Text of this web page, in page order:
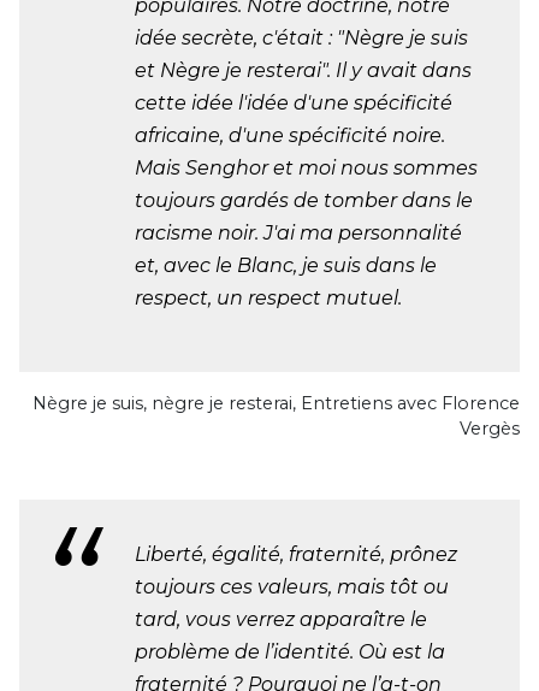
populaires. Notre doctrine, notre
idée secrète, c'était : "Nègre je suis
et Nègre je resterai". Il y avait dans
cette idée l'idée d'une spécificité
africaine, d'une spécificité noire.
Mais Senghor et moi nous sommes
toujours gardés de tomber dans le
racisme noir. J'ai ma personnalité
et, avec le Blanc, je suis dans le
respect, un respect mutuel.
Nègre je suis, nègre je resterai, Entretiens avec Florence
Vergès
Liberté, égalité, fraternité, prônez
toujours ces valeurs, mais tôt ou
tard, vous verrez apparaître le
problème de l’identité. Où est la
fraternité ? Pourquoi ne l’a-t-on